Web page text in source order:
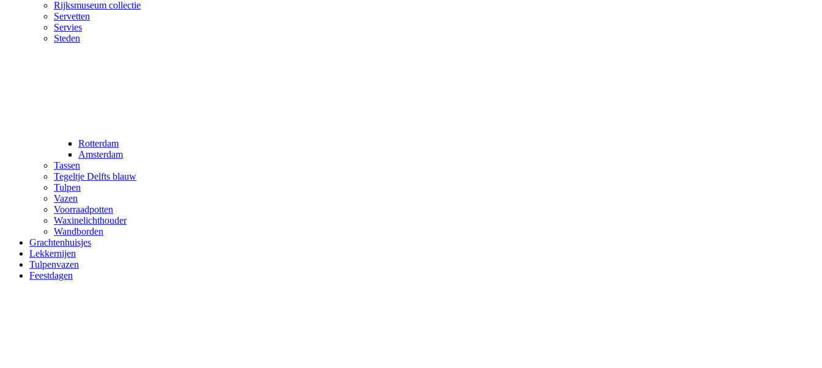
Rijksmuseum collectie
Servetten
Servies
Steden
Rotterdam
Amsterdam
Tassen
Tegeltje Delfts blauw
Tulpen
Vazen
Voorraadpotten
Waxinelichthouder
Wandborden
Grachtenhuisjes
Lekkernijen
Tulpenvazen
Feestdagen